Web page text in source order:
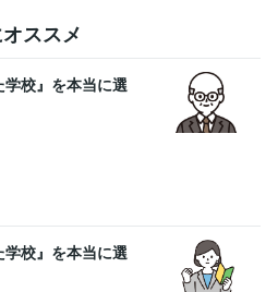
ススメ
学校』を本当に選
学校』を本当に選